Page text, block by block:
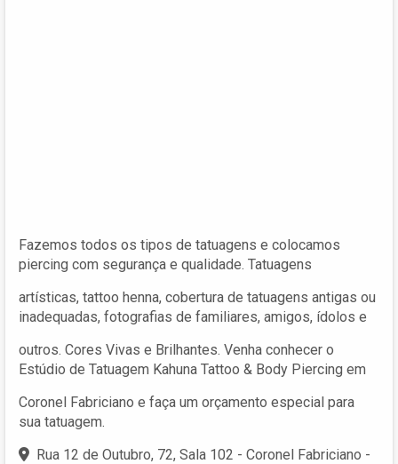
Fazemos todos os tipos de tatuagens e colocamos
piercing com segurança e qualidade. Tatuagens
artísticas, tattoo henna, cobertura de tatuagens antigas ou
inadequadas, fotografias de familiares, amigos, ídolos e
outros. Cores Vivas e Brilhantes. Venha conhecer o
Estúdio de Tatuagem Kahuna Tattoo & Body Piercing em
Coronel Fabriciano e faça um orçamento especial para
sua tatuagem.
Rua 12 de Outubro, 72, Sala 102 - Coronel Fabriciano -